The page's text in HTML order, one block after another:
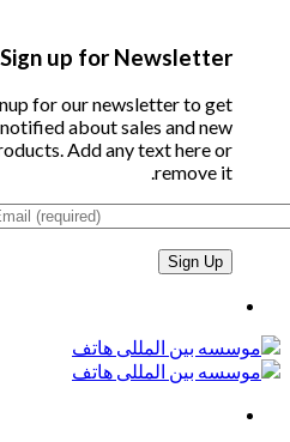
Sign up for Newsletter
for our newsletter to get
notified about sales and new
Add any text here or
remove it.